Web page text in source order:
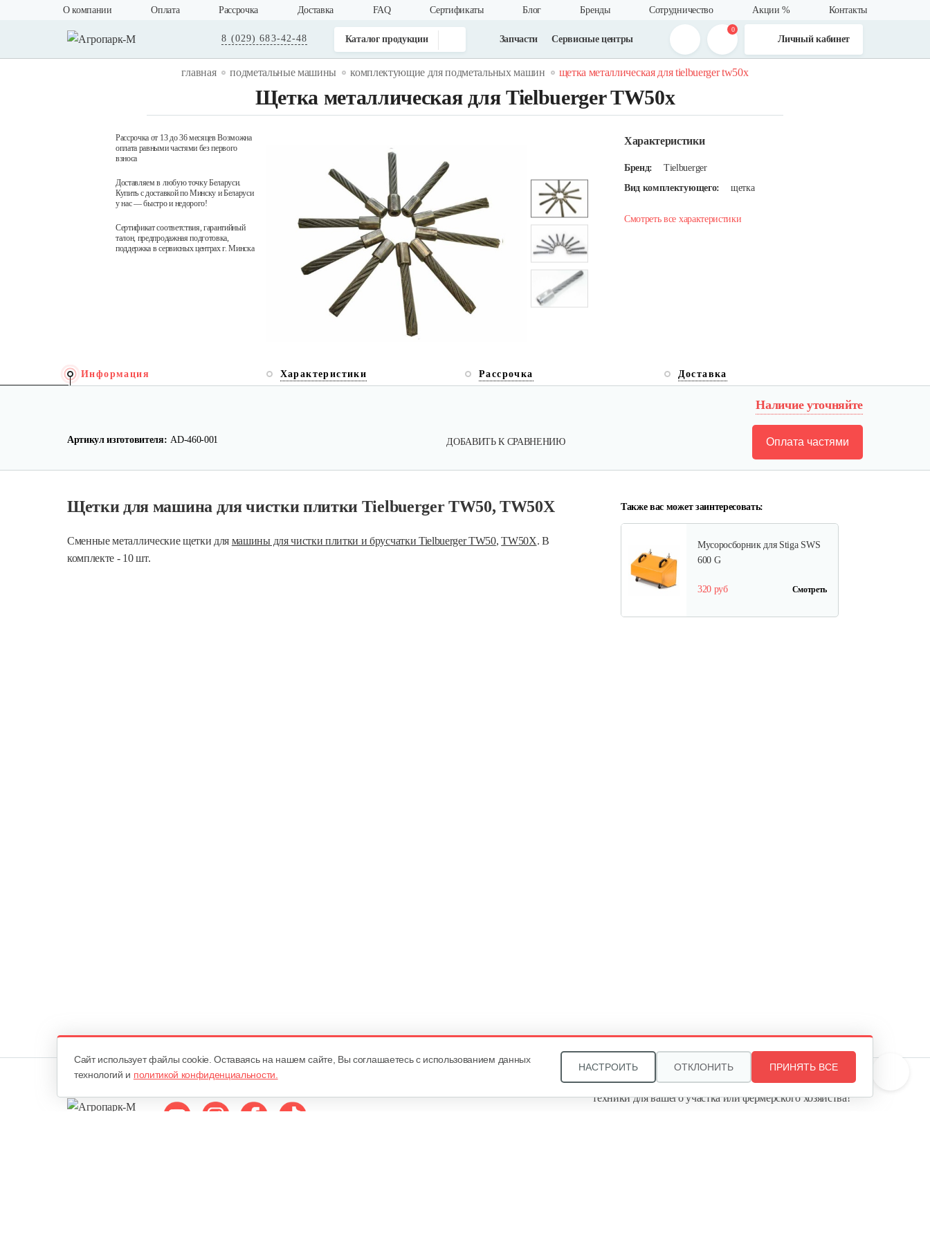
О компании Оплата Рассрочка Доставка FAQ Cертификаты Блог Бренды Сотрудничество Акции % Контакты
8 (029) 683-42-48 Каталог продукции Запчасти Сервисные центры
0
Личный кабинет
главная подметальные машины комплектующие для подметальных машин щетка металлическая для tielbuerger tw50x
Щетка металлическая для Tielbuerger TW50x
Рассрочка от 13 до 36 месяцев Возможна
оплата равными частями без первого
взноса
Доставляем в любую точку Беларуси.
Купить с доставкой по Минску и Беларуси
у нас — быстро и недорого!
Сертификат соответствия, гарантийный
талон, предпродажная подготовка,
поддержка в сервисных центрах г. Минска
Характеристики
Бренд:
Tielbuerger
Вид комплектующего:
щетка
Смотреть все характеристики
Информация Характеристики Рассрочка Доставка
Наличие уточняйте
Артикул изготовителя: AD-460-001 ДОБАВИТЬ К СРАВНЕНИЮ Оплата частями
Щетки для машина для чистки плитки Tielbuerger TW50, TW50X
Сменные металлические щетки для машины для чистки плитки и брусчатки Tielbuerger TW50,TW50X. В
комплекте - 10 шт.
Также вас может заинтересовать:
Мусоросборник для Stiga SWS
600 G
320 руб Смотреть
Звоните, и мы поможем подобрать идеальный вариант
техники для вашего участка или фермерского хозяйства!
Cайт использует файлы cookie. Оставаясь на нашем сайте, Вы соглашаетесь с использованием данных
технологий и политикой конфиденциальности.
НАСТРОИТЬ ОТКЛОНИТЬ ПРИНЯТЬ ВСЕ